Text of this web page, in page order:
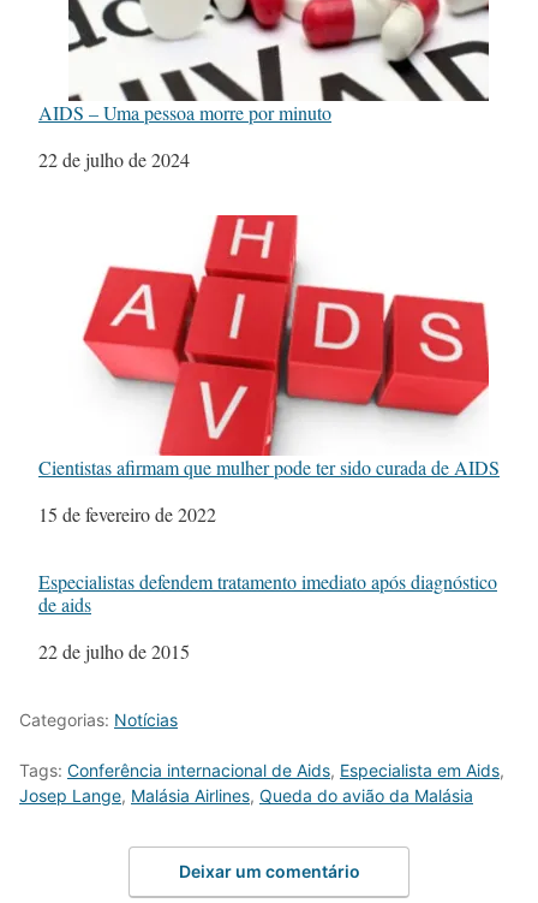
AIDS – Uma pessoa morre por minuto
Data
22 de julho de 2024
Cientistas afirmam que mulher pode ter sido curada de AIDS
Data
15 de fevereiro de 2022
Especialistas defendem tratamento imediato após diagnóstico
de aids
Data
22 de julho de 2015
Categorias: Notícias
Tags: Conferência internacional de Aids, Especialista em Aids,
Josep Lange, Malásia Airlines, Queda do avião da Malásia
Deixar um comentário